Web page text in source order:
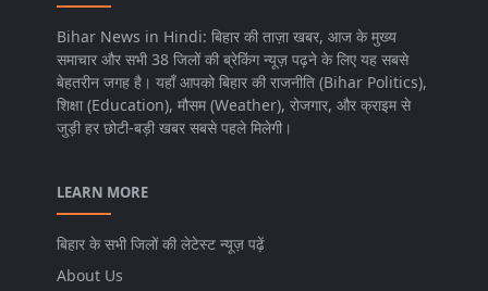
Bihar News in Hindi: बिहार की ताज़ा खबर, आज के मुख्य
समाचार और सभी 38 जिलों की ब्रेकिंग न्यूज़ पढ़ने के लिए यह सबसे
बेहतरीन जगह है। यहाँ आपको बिहार की राजनीति (Bihar Politics),
शिक्षा (Education), मौसम (Weather), रोजगार, और क्राइम से
जुड़ी हर छोटी-बड़ी खबर सबसे पहले मिलेगी।
LEARN MORE
बिहार के सभी जिलों की लेटेस्ट न्यूज़ पढ़ें
About Us